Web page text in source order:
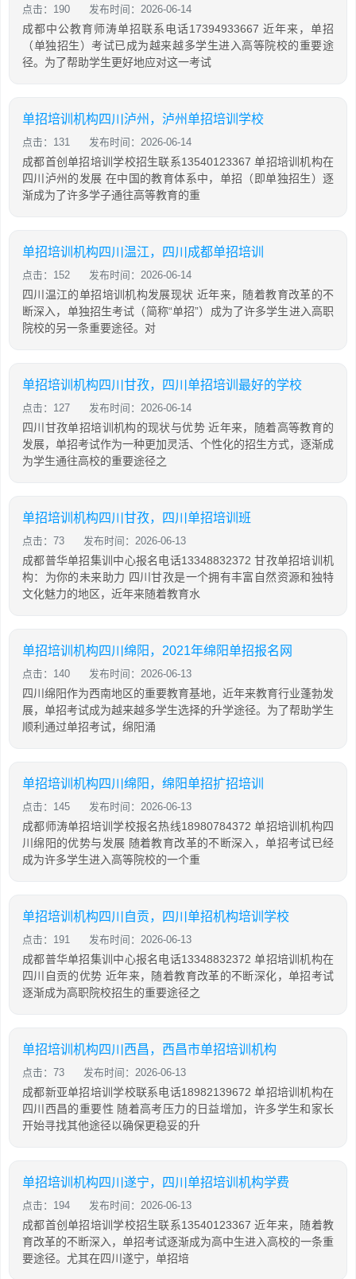
点击：190 发布时间：2026-06-14
成都中公教育师涛单招联系电话17394933667 近年来，单招
（单独招生）考试已成为越来越多学生进入高等院校的重要途
径。为了帮助学生更好地应对这一考试
单招培训机构四川泸州，泸州单招培训学校
点击：131 发布时间：2026-06-14
成都首创单招培训学校招生联系13540123367 单招培训机构在
四川泸州的发展 在中国的教育体系中，单招（即单独招生）逐
渐成为了许多学子通往高等教育的重
单招培训机构四川温江，四川成都单招培训
点击：152 发布时间：2026-06-14
四川温江的单招培训机构发展现状 近年来，随着教育改革的不
断深入，单独招生考试（简称“单招”）成为了许多学生进入高职
院校的另一条重要途径。对
单招培训机构四川甘孜，四川单招培训最好的学校
点击：127 发布时间：2026-06-14
四川甘孜单招培训机构的现状与优势 近年来，随着高等教育的
发展，单招考试作为一种更加灵活、个性化的招生方式，逐渐成
为学生通往高校的重要途径之
单招培训机构四川甘孜，四川单招培训班
点击：73 发布时间：2026-06-13
成都普华单招集训中心报名电话13348832372 甘孜单招培训机
构：为你的未来助力 四川甘孜是一个拥有丰富自然资源和独特
文化魅力的地区，近年来随着教育水
单招培训机构四川绵阳，2021年绵阳单招报名网
点击：140 发布时间：2026-06-13
四川绵阳作为西南地区的重要教育基地，近年来教育行业蓬勃发
展，单招考试成为越来越多学生选择的升学途径。为了帮助学生
顺利通过单招考试，绵阳涌
单招培训机构四川绵阳，绵阳单招扩招培训
点击：145 发布时间：2026-06-13
成都师涛单招培训学校报名热线18980784372 单招培训机构四
川绵阳的优势与发展 随着教育改革的不断深入，单招考试已经
成为许多学生进入高等院校的一个重
单招培训机构四川自贡，四川单招机构培训学校
点击：191 发布时间：2026-06-13
成都普华单招集训中心报名电话13348832372 单招培训机构在
四川自贡的优势 近年来，随着教育改革的不断深化，单招考试
逐渐成为高职院校招生的重要途径之
单招培训机构四川西昌，西昌市单招培训机构
点击：73 发布时间：2026-06-13
成都新亚单招培训学校联系电话18982139672 单招培训机构在
四川西昌的重要性 随着高考压力的日益增加，许多学生和家长
开始寻找其他途径以确保更稳妥的升
单招培训机构四川遂宁，四川单招培训机构学费
点击：194 发布时间：2026-06-13
成都首创单招培训学校招生联系13540123367 近年来，随着教
育改革的不断深入，单招考试逐渐成为高中生进入高校的一条重
要途径。尤其在四川遂宁，单招培